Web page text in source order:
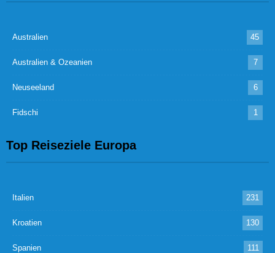
Australien 45
Australien & Ozeanien 7
Neuseeland 6
Fidschi 1
Top Reiseziele Europa
Italien 231
Kroatien 130
Spanien 111